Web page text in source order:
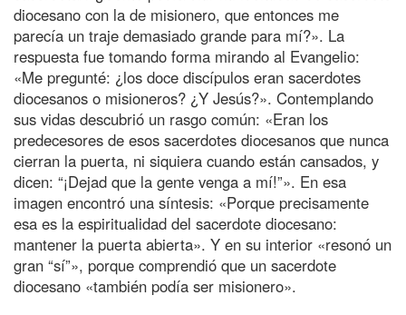
diocesano con la de misionero, que entonces me
parecía un traje demasiado grande para mí?». La
respuesta fue tomando forma mirando al Evangelio:
«Me pregunté: ¿los doce discípulos eran sacerdotes
diocesanos o misioneros? ¿Y Jesús?». Contemplando
sus vidas descubrió un rasgo común: «Eran los
predecesores de esos sacerdotes diocesanos que nunca
cierran la puerta, ni siquiera cuando están cansados, y
dicen: “¡Dejad que la gente venga a mí!”». En esa
imagen encontró una síntesis: «Porque precisamente
esa es la espiritualidad del sacerdote diocesano:
mantener la puerta abierta». Y en su interior «resonó un
gran “sí”», porque comprendió que un sacerdote
diocesano «también podía ser misionero».